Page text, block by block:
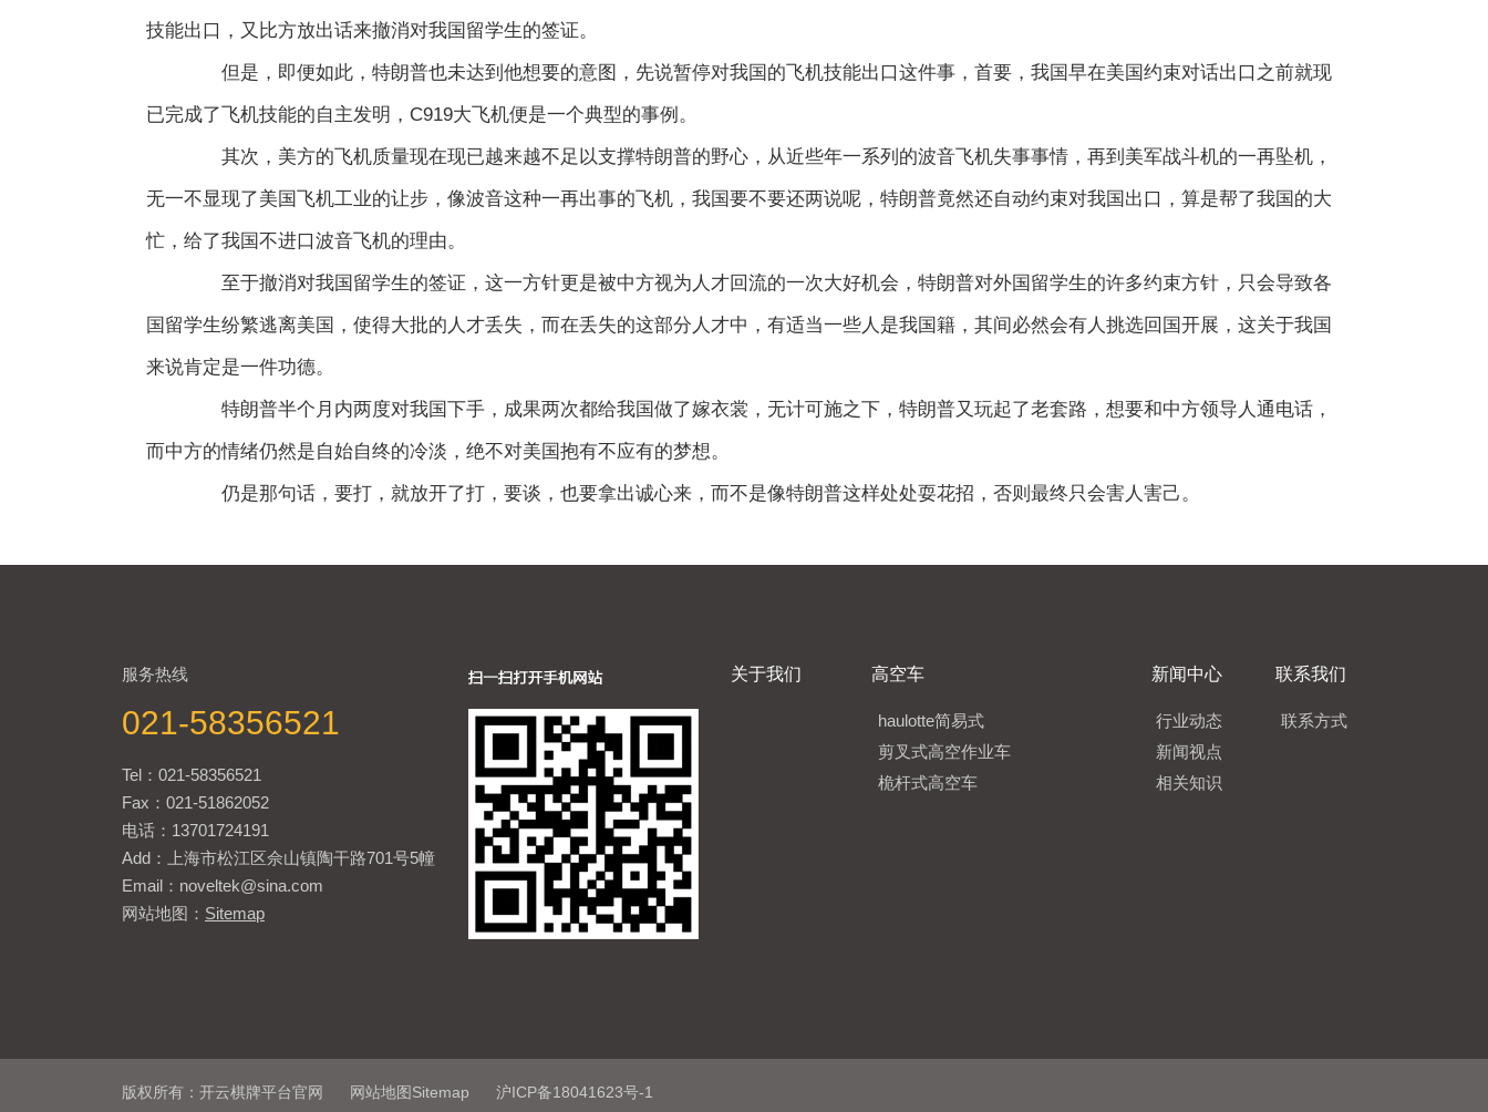
技能出口，又比方放出话来撤消对我国留学生的签证。
但是，即便如此，特朗普也未达到他想要的意图，先说暂停对我国的飞机技能出口这件事，首要，我国早在美国约束对话出口之前就现
已完成了飞机技能的自主发明，C919大飞机便是一个典型的事例。
其次，美方的飞机质量现在现已越来越不足以支撑特朗普的野心，从近些年一系列的波音飞机失事事情，再到美军战斗机的一再坠机，
无一不显现了美国飞机工业的让步，像波音这种一再出事的飞机，我国要不要还两说呢，特朗普竟然还自动约束对我国出口，算是帮了我国的大
忙，给了我国不进口波音飞机的理由。
至于撤消对我国留学生的签证，这一方针更是被中方视为人才回流的一次大好机会，特朗普对外国留学生的许多约束方针，只会导致各
国留学生纷繁逃离美国，使得大批的人才丢失，而在丢失的这部分人才中，有适当一些人是我国籍，其间必然会有人挑选回国开展，这关于我国
来说肯定是一件功德。
特朗普半个月内两度对我国下手，成果两次都给我国做了嫁衣裳，无计可施之下，特朗普又玩起了老套路，想要和中方领导人通电话，
而中方的情绪仍然是自始自终的冷淡，绝不对美国抱有不应有的梦想。
仍是那句话，要打，就放开了打，要谈，也要拿出诚心来，而不是像特朗普这样处处耍花招，否则最终只会害人害己。
服务热线
021-58356521
Tel：021-58356521
Fax：021-51862052
电话：13701724191
Add：上海市松江区佘山镇陶干路701号5幢
Email：noveltek@sina.com
网站地图： Sitemap
关于我们 高空车
haulotte简易式
剪叉式高空作业车
桅杆式高空车
新闻中心
行业动态
新闻视点
相关知识
联系我们
联系方式
版权所有：开云棋牌平台官网 网站地图Sitemap 沪ICP备18041623号-1